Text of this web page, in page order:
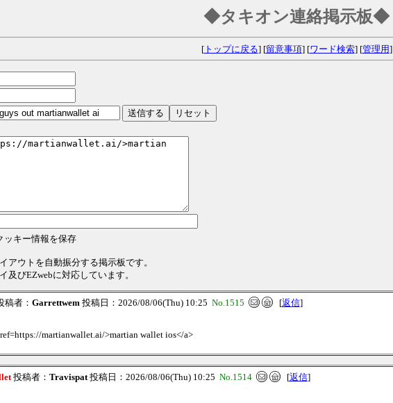
◆タキオン連絡掲示板◆
[トップに戻る] [留意事項] [ワード検索] [管理用]
ッキー情報を保存
アウトを自動振分する掲示板です。
及びEZwebに対応しています。
稿者： Garrettwem投稿日：2026/08/06(Thu) 10:25 No.1515 [返信]
martianwallet.ai/>martian wallet ios</a>
投稿者： Travispat投稿日：2026/08/06(Thu) 10:25 No.1514 [返信]